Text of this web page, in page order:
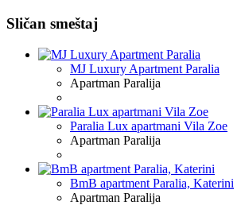
Sličan smeštaj
MJ Luxury Apartment Paralia
Apartman Paralija
Paralia Lux apartmani Vila Zoe
Apartman Paralija
BmB apartment Paralia, Katerini
Apartman Paralija